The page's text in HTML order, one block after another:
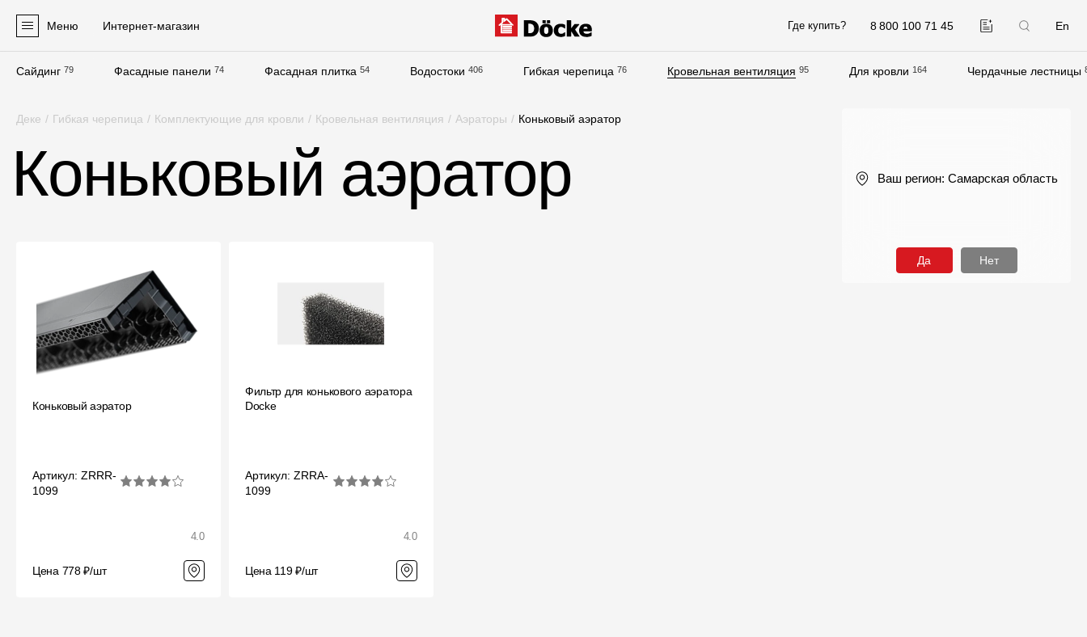
8 800 100 71 45 En
Меню Интернет-магазин Где купить?
Сайдинг 79 Фасадные панели 74 Фасадная плитка 54 Водостоки 406 Гибкая черепица 76 Кровельная вентиляция 95 Для кровли 164 Чердачные лестницы
Сайдинг
Софиты
Комплектующие для фасадов
Пленки и мембраны
Мягкая кровля
Кровельная вентиляция
системы
Инструкции по монтажу
Технические листы
Деке / Гибкая черепица / Комплектующие для кровли / Кровельная вентиляция / Аэраторы / Коньковый аэратор
Коньковый аэратор
Коньковый аэратор
Артикул: ZRRR-
1099
4.0
Цена 778 ₽/шт
Фильтр для конькового аэратора
Docke
Артикул: ZRRA-
1099
4.0
Цена 119 ₽/шт
Ваш регион: Самарская область
Да Нет